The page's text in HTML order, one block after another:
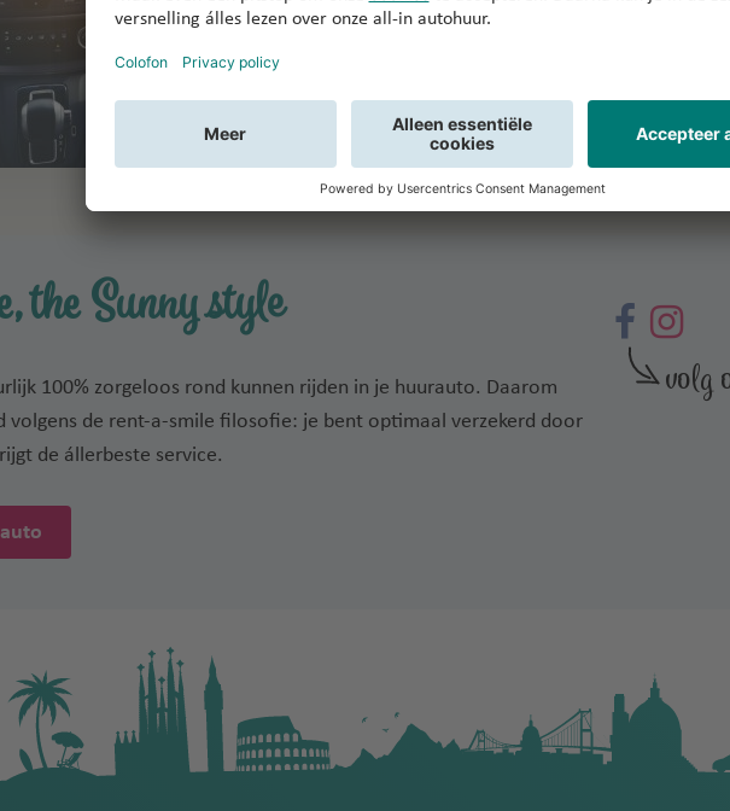
Sunny style
100% zorgeloos rond kunnen rijden in je huurauto. Daarom
volgens de rent-a-smile filosofie: je bent optimaal verzekerd door
de állerbeste service.